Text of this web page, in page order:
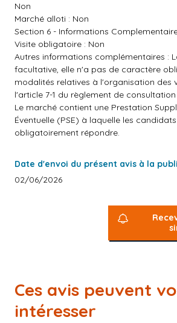
Non
Marché alloti : Non
Section 6 - Informations
Visite obligatoire : Non
Autres informations complémentaires :
facultative, elle n'a pas de caractère
modalités relatives à l'organisation des
l'article 7-1 du règlement de
Le marché contient une Prestation
Éventuelle (PSE) à laquelle les
obligatoirement répondre.
Date d'envoi du présent avis à la
02/06/2026
Ces avis peuvent
intéresser